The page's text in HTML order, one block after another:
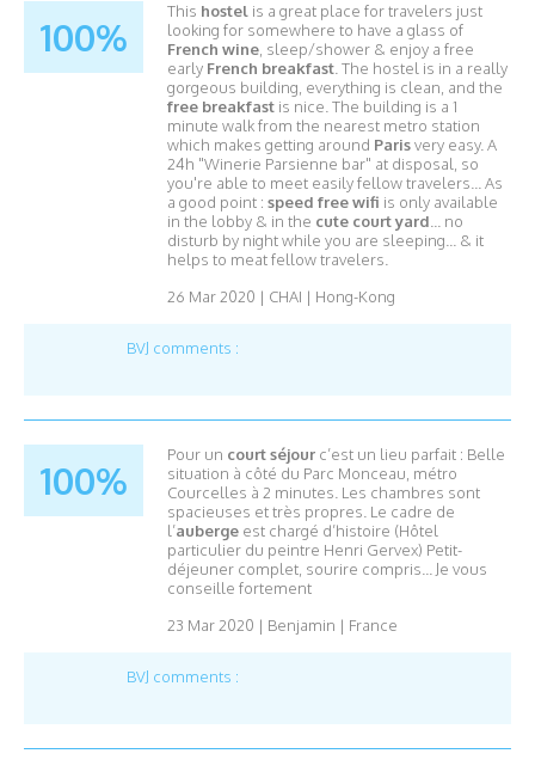
100%
This hostel is a great place for travelers just
looking for somewhere to have a glass of
French wine, sleep/shower & enjoy a free
early French breakfast. The hostel is in a really
gorgeous building, everything is clean, and the
free breakfast is nice. The building is a 1
minute walk from the nearest metro station
which makes getting around Parisvery easy. A
24h "Winerie Parsienne bar" at disposal, so
you're able to meet easily fellow travelers... As
a good point : speed free wifi is only available
in the lobby & in the cute court yard... no
disturb by night while you are sleeping... & it
helps to meat fellow travelers.
26 Mar 2020 | CHAI | Hong-Kong
BVJ comments :
100%
Pour un court séjour c’est un lieu parfait : Belle
situation à côté du Parc Monceau, métro
Courcelles à 2 minutes. Les chambres sont
spacieuses et très propres. Le cadre de
l’auberge est chargé d’histoire (Hôtel
particulier du peintre Henri Gervex) Petit-
déjeuner complet, sourire compris... Je vous
conseille fortement
23 Mar 2020 | Benjamin | France
BVJ comments :